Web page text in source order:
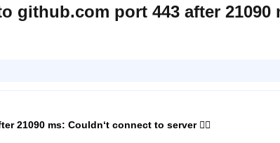
github.com port 443 after 21090
21090 ms: Couldn‘t connect to server 🐱‍💻